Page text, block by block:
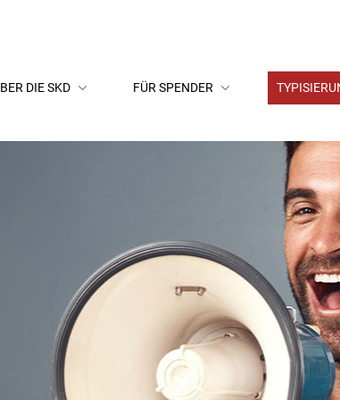
DIE SKD FÜR SPENDER